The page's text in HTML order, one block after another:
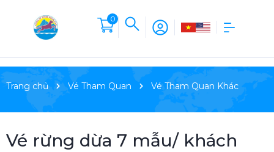
0
Trang chủ Vé Tham Quan Vé Tham Quan Khác
Vé rừng dừa 7 mẫu/ khách